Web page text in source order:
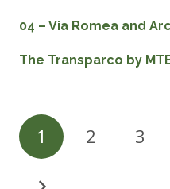
04 – Via Romea and
The Transparco by
1 2 3